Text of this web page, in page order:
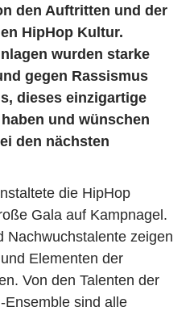
den Auftritten und der
HipHop Kultur.
wurden starke
gegen Rassismus
dieses einzigartige
und wünschen
den nächsten
die HipHop
Gala auf Kampnagel.
Nachwuchstalente zeigen
Elementen der
Von den Talenten der
Ensemble sind alle